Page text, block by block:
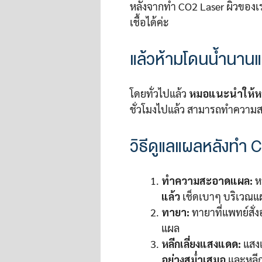
หลังจากทำ CO2 Laser ผิวขอ
เชื้อได้ค่ะ
แล้วห้ามโดนน้ำนา
โดยทั่วไปแล้ว หมอแนะนำให้ห
ชั่วโมงไปแล้ว สามารถทำคว
วิธีดูแลแผลหลังทำ
ทำความสะอาดแผล:
แล้ว เช็ดเบาๆ บริเวณ
ทายา: ทายาที่แพทย์สั่ง
แผล
หลีกเลี่ยงแสงแดด: แส
อย่างสม่ำเสมอ และหลี